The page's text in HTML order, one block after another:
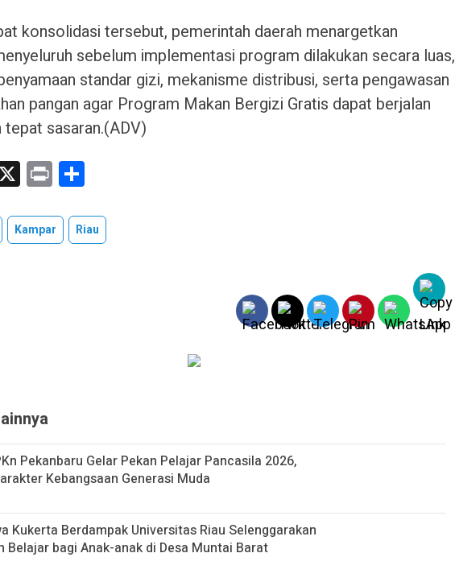
konsolidasi tersebut, pemerintah daerah menargetkan
sebelum implementasi program dilakukan secara luas,
standar gizi, mekanisme distribusi, serta pengawasan
pangan agar Program Makan Bergizi Gratis dapat berjalan
sasaran.(ADV)
X Pr
in
t ar
e
Kampar Riau
Pekanbaru Gelar Pekan Pelajar Pancasila 2026,
Kebangsaan Generasi Muda
Kukerta Berdampak Universitas Riau Selenggarakan
Belajar bagi Anak-anak di Desa Muntai Barat